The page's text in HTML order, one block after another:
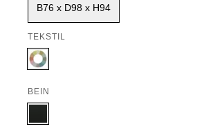
B76 x D98 x H94
TEKSTIL
BEIN